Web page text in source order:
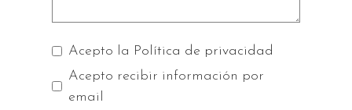
Acepto la Política de privacidad
Acepto recibir información por
email